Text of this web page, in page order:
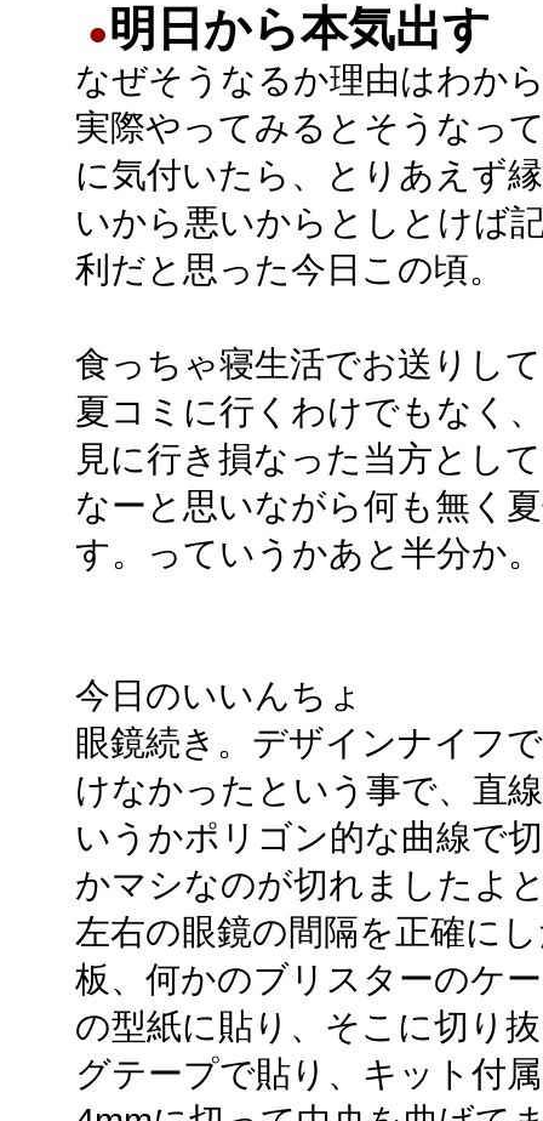
●明日から本気出す
なぜそうなるか理由はわか
実際やってみるとそうなっ
に気付いたら、とりあえず
いから悪いからとしとけば
利だと思った今日この頃。
食っちゃ寝生活でお送りし
夏コミに行くわけでもなく
見に行き損なった当方とし
なーと思いながら何も無く
す。っていうかあと半分か。
今日のいいんちょ
眼鏡続き。デザインナイフ
けなかったという事で、直
いうかポリゴン的な曲線で
かマシなのが切れましたよ
左右の眼鏡の間隔を正確に
板、何かのブリスターのケ
の型紙に貼り、そこに切り
グテープで貼り、キット付